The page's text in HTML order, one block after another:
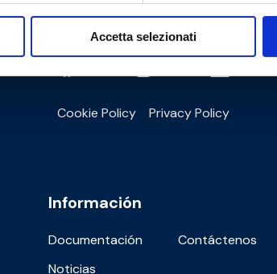
Accetta selezionati
Cookie Policy Privacy Policy
Información
Documentación
Contáctenos
Noticias